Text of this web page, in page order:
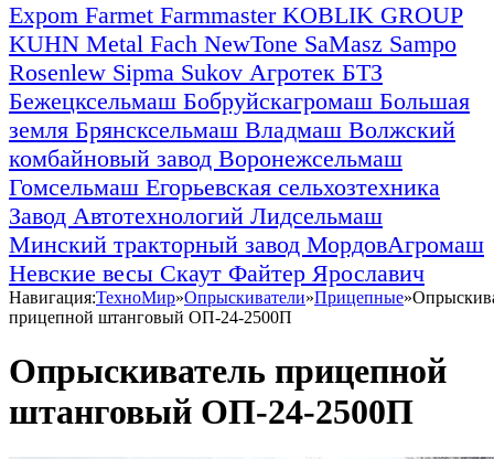
Expom Farmet Farmmaster KOBLIK GROUP
KUHN Metal Fach NewTone SaMasz Sampo
Rosenlew Sipma Sukov Агротек БТЗ
Бежецксельмаш Бобруйскагромаш Большая
земля Брянсксельмаш Владмаш Волжский
комбайновый завод Воронежсельмаш
Гомсельмаш Егорьевская сельхозтехника
Завод Автотехнологий Лидсельмаш
Минский тракторный завод МордовАгромаш
Невские весы Скаут Файтер Ярославич
Навигация:ТехноМир»Опрыскиватели»Прицепные»
прицепной штанговый ОП-24-2500П
Опрыскиватель прицепной
штанговый ОП-24-2500П